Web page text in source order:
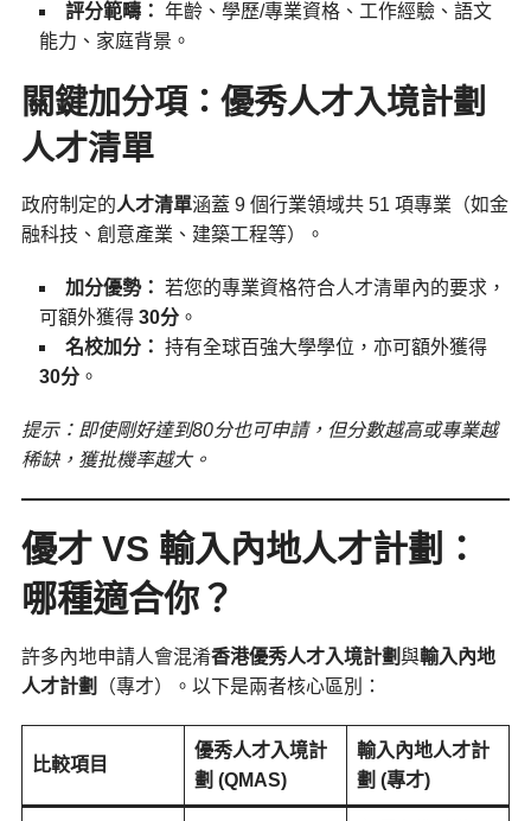
評分範疇： 年齡、學歷/專業資格、工作經驗、語文
能力、家庭背景。
關鍵加分項：優秀人才入境計劃
人才清單
政府制定的人才清單涵蓋 9 個行業領域共 51 項專業（如金
融科技、創意產業、建築工程等）。
加分優勢： 若您的專業資格符合人才清單內的要求，
可額外獲得 30分。
名校加分： 持有全球百強大學學位，亦可額外獲得
30分。
提示：即使剛好達到80分也可申請，但分數越高或專業越
稀缺，獲批機率越大。
優才 VS 輸入內地人才計劃：
哪種適合你？
許多內地申請人會混淆香港優秀人才入境計劃與輸入內地
人才計劃
（專才）。以下是兩者核心區別：
比較項目
優秀人才入境計
劃 (QMAS)
輸入內地人才計
劃 (專才)